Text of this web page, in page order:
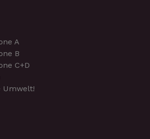
A
B
C+D
Umwelt!